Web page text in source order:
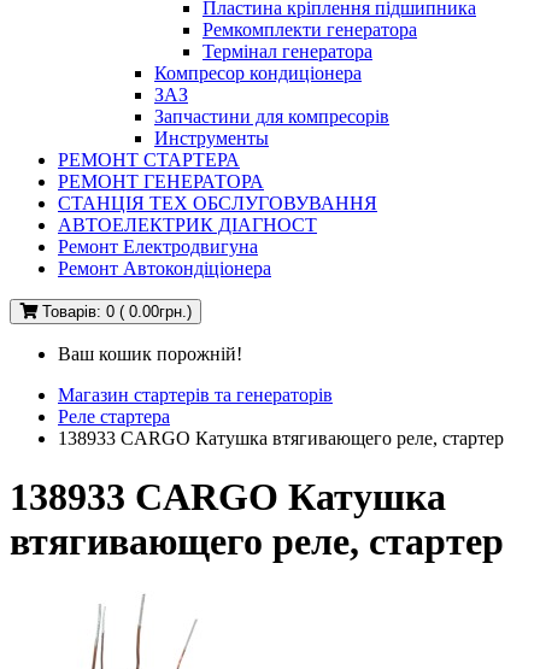
Пластина кріплення підшипника
Ремкомплекти генератора
Термінал генератора
Компресор кондиціонера
ЗАЗ
Запчастини для компресорів
Инструменты
РЕМОНТ СТАРТЕРА
РЕМОНТ ГЕНЕРАТОРА
СТАНЦІЯ ТЕХ ОБСЛУГОВУВАННЯ
АВТОЕЛЕКТРИК ДІАГНОСТ
Ремонт Електродвигуна
Ремонт Автокондіціонера
Товарів: 0 ( 0.00грн.)
Ваш кошик порожній!
Магазин стартерів та генераторів
Реле стартера
138933 CARGO Катушка втягивающего реле, стартер
138933 CARGO Катушка
втягивающего реле, стартер